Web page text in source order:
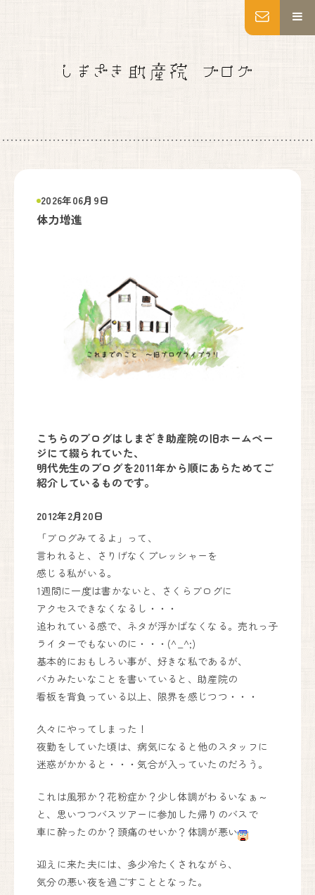
2026年06月9日
体力増進
こちらのブログはしまざき助産院の旧ホームペー
ジにて綴られていた、
明代先生のブログを2011年から順にあらためてご
紹介しているものです。
2012年2月20日
「ブログみてるよ」って、
言われると、さりげなくプレッシャーを
感じる私がいる。
1週間に一度は書かないと、さくらブログに
アクセスできなくなるし・・・
追われている感で、ネタが浮かばなくなる。 売れっ子
ライターでもないのに・・・(^_^;)
基本的におもしろい事が、好きな私であるが、
バカみたいなことを書いていると、助産院の
看板を背負っている以上、限界を感じつつ・・・
久々にやってしまった！
夜勤をしていた頃は、病気になると他のスタッフに
迷惑がかかると・・・気合が入っていたのだろう。
これは風邪か？花粉症か？少し体調がわるいなぁ～
と、思いつつバスツアーに参加した帰りのバスで
車に酔ったのか？頭痛のせいか？体調が悪い
迎えに来た夫には、多少冷たくされながら、
気分の悪い夜を過ごすこととなった。
トップページ
私たちについて
いのちの教育・助産師教育
よくあるご質問
Instagram
妊婦健診・産後ケア・乳房ケア（完全予約制）
出産は24時間365日体制で対応しております。
072-741-9625
090-6669-7779
Instagram
〒666-0101
川西市黒川字寺垣内232
川西能勢口から車で25分。
徳林寺さんの道路向かいになり、
側道沿いの看板が目印になります。
Google Mapsで見る
妊婦健康診査助成券をお使いいただけます。
見学も承っております。お気軽にお問い合わせください。
お問い合わせフォーム
お電話からお問い合わせはこちら
090-6669-7779